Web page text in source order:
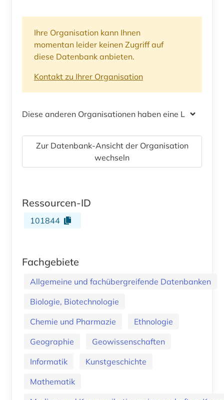
Ihre Organisation kann Ihnen
momentan leider keinen Zugriff auf
diese Datenbank anbieten.
Kontakt zu Ihrer Organisation
Diese anderen Organisationen haben eine Lizenz
Zur Datenbank-Ansicht der Organisation
wechseln
Ressourcen-ID
101844
Fachgebiete
Allgemeine und fachübergreifende Datenbanken
Biologie, Biotechnologie
Chemie und Pharmazie
Ethnologie
Geographie
Geowissenschaften
Informatik
Kunstgeschichte
Mathematik